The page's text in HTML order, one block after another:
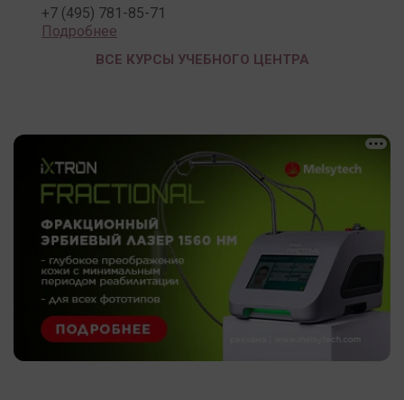
+7 (495) 781-85-71
Подробнее
ВСЕ КУРСЫ УЧЕБНОГО ЦЕНТРА